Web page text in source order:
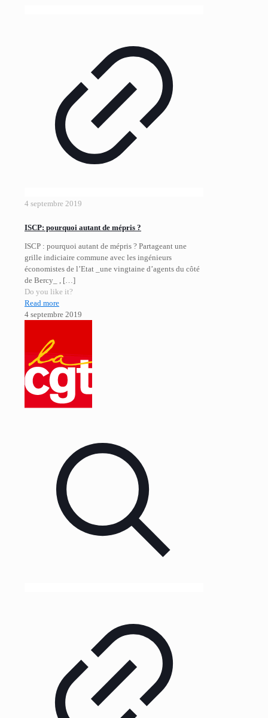
4 septembre 2019
ISCP: pourquoi autant de mépris ?
ISCP : pourquoi autant de mépris ? Partageant une
grille indiciaire commune avec les ingénieurs
économistes de l’Etat _une vingtaine d’agents du côté
de Bercy_ ,
[…]
Do you like it?
Read more
4 septembre 2019